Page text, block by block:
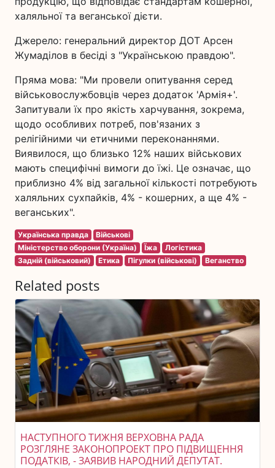
халяльної та веганської дієти.
Джерело: генеральний директор ДОТ Арсен
Жумаділов в бесіді з "Українською правдою".
Пряма мова: "Ми провели опитування серед
військовослужбовців через додаток 'Армія+'.
Запитували їх про якість харчування, зокрема,
щодо особливих потреб, пов'язаних з
релігійними чи етичними переконаннями.
Виявилося, що близько 12% наших військових
мають специфічні вимоги до їжі. Це означає, що
приблизно 4% від загальної кількості потребують
халяльних сухпайків, 4% - кошерних, а ще 4% -
веганських".
Українська правда
Військові
Міністерство оборони (Україна)
Їжа
Логістика
Задній (військовий)
Етика Пігулки (військові) Веганство
Related posts
НАСТУПНОГО ТИЖНЯ ВЕРХОВНА РАДА
РОЗГЛЯНЕ ЗАКОНОПРОЕКТ ПРО ПІДВИЩЕННЯ
ПОДАТКІВ, - ЗАЯВИВ НАРОДНИЙ ДЕПУТАТ.